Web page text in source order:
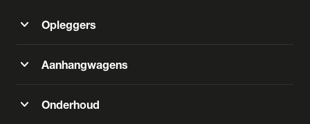
expand_more Opleggers
expand_more Aanhangwagens
expand_more Onderhoud